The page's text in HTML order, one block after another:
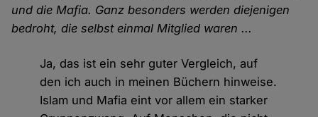
und die Mafia. Ganz besonders werden diejenigen
bedroht, die selbst einmal Mitglied waren ...
Ja, das ist ein sehr guter Vergleich, auf
den ich auch in meinen Büchern hinweise.
Islam und Mafia eint vor allem ein starker